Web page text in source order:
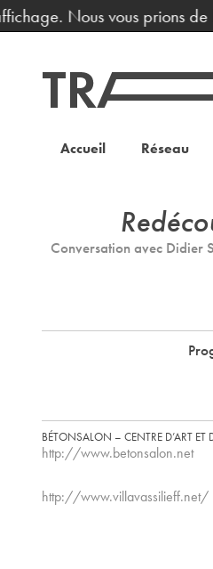
Nous vous prions de
Accueil Réseau
Conversation avec Didier
BÉTONSALON – CENTRE D’ART ET
http://www.betonsalon.net
http://www.villavassilieff.net/